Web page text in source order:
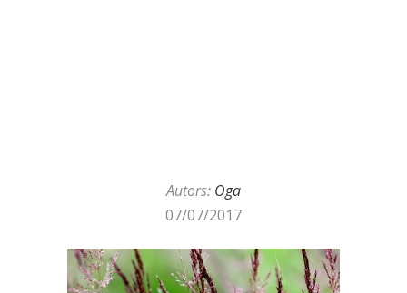
Autors: Oga
07/07/2017